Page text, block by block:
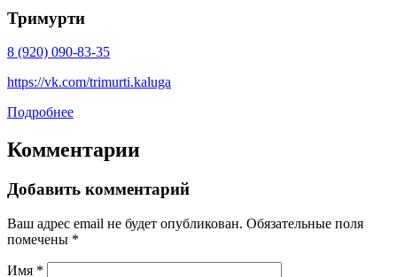
Тримурти
8 (920) 090-83-35
https://vk.com/trimurti.kaluga
Подробнее
Комментарии
Добавить комментарий
Ваш адрес email не будет опубликован. Обязательные поля
помечены *
Имя *